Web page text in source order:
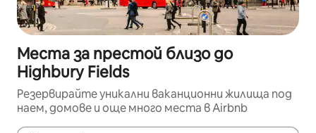
Места за престой близо до
Highbury Fields
Резервирайте уникални ваканционни жилища под
наем, домове и още много места в Airbnb